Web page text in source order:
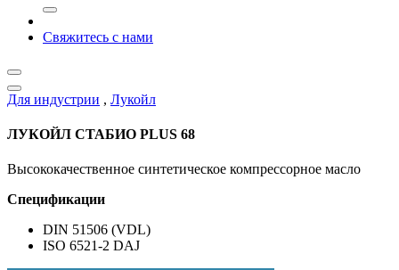
Свяжитесь с нами
Для индустрии , Лукойл
ЛУКОЙЛ СТАБИО PLUS 68
Высококачественное синтетическое компрессорное масло
Спецификации
DIN 51506 (VDL)
ISO 6521-2 DAJ